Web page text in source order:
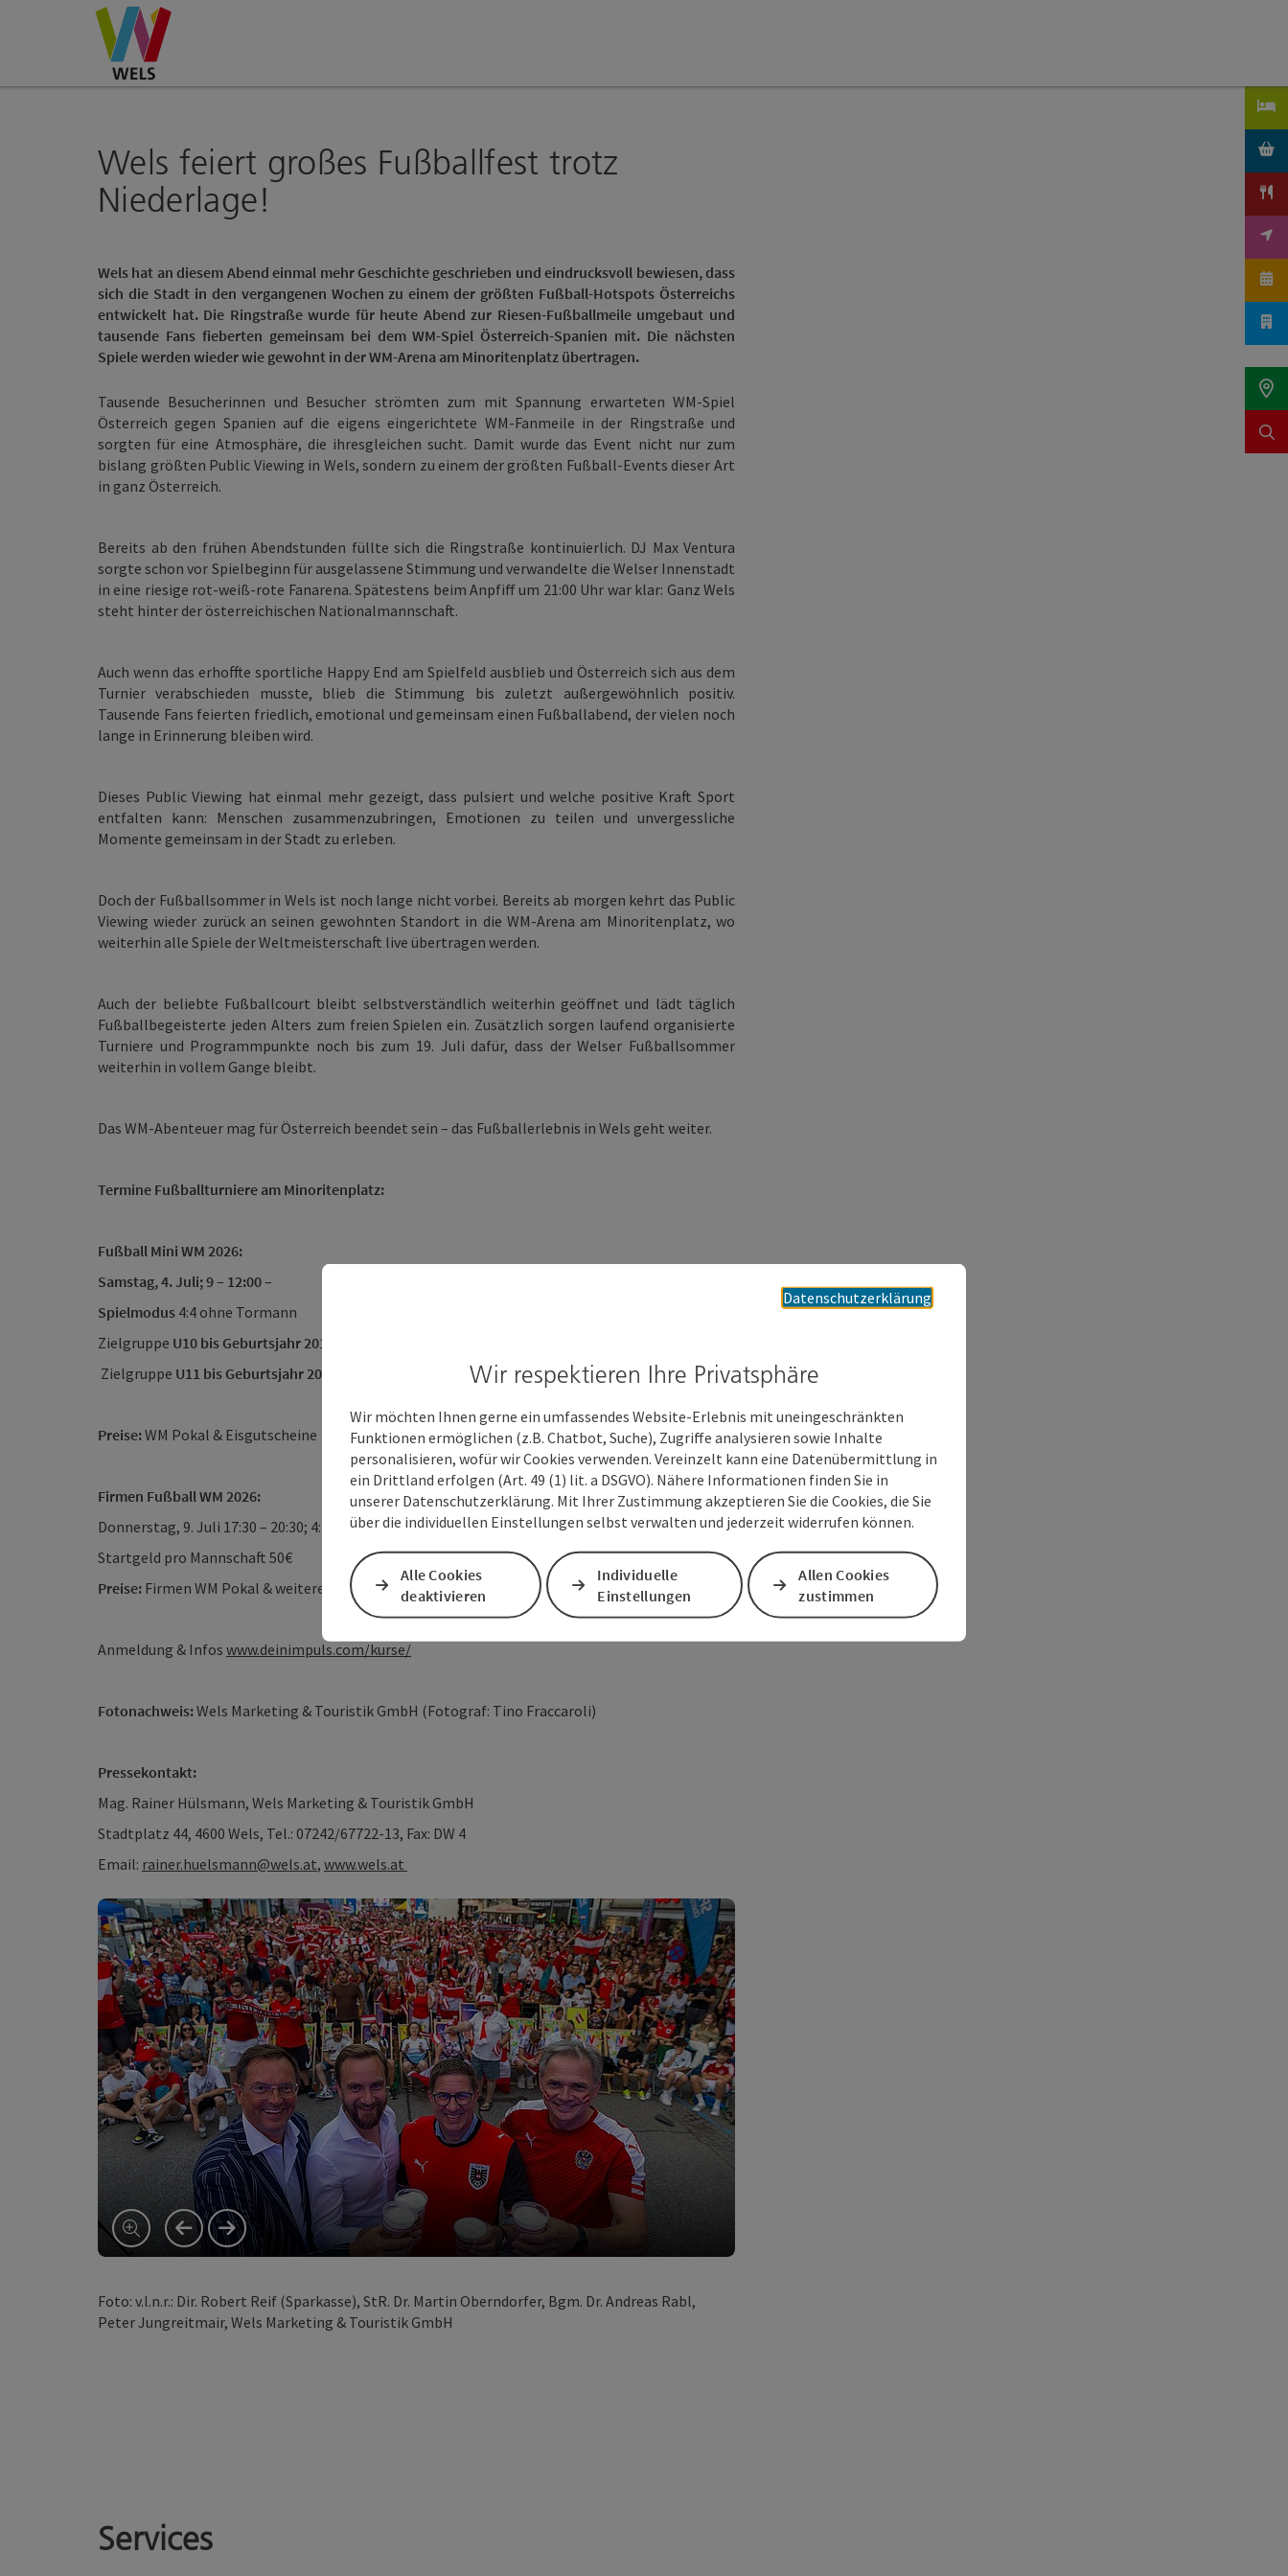
Zum Inhalt Accesskey
[0]
Zur NavigationAccesskey
[1]
Zum Seitenanfang Accesskey
[2]
Wels feiert großes Fußballfest trotz
Niederlage!
Wels hat an diesem Abend einmal mehr Geschichte geschrieben und eindrucksvoll bewiesen, dass
sich die Stadt in den vergangenen Wochen zu einem der größten Fußball-Hotspots Österreichs
entwickelt hat. Die Ringstraße wurde für heute Abend zur Riesen-Fußballmeile umgebaut und
tausende Fans fieberten gemeinsam bei dem WM-Spiel Österreich-Spanien mit. Die nächsten
Spiele werden wieder wie gewohnt in der WM-Arena am Minoritenplatz übertragen.
Tausende Besucherinnen und Besucher strömten zum mit Spannung erwarteten WM-Spiel
Österreich gegen Spanien auf die eigens eingerichtete WM-Fanmeile in der Ringstraße und
sorgten für eine Atmosphäre, die ihresgleichen sucht. Damit wurde das Event nicht nur zum
bislang größten Public Viewing in Wels, sondern zu einem der größten Fußball-Events dieser Art
in ganz Österreich.
Bereits ab den frühen Abendstunden füllte sich die Ringstraße kontinuierlich. DJ Max Ventura
sorgte schon vor Spielbeginn für ausgelassene Stimmung und verwandelte die Welser Innenstadt
in eine riesige rot-weiß-rote Fanarena. Spätestens beim Anpfiff um 21:00 Uhr war klar: Ganz Wels
steht hinter der österreichischen Nationalmannschaft.
Auch wenn das erhoffte sportliche Happy End am Spielfeld ausblieb und Österreich sich aus dem
Turnier verabschieden musste, blieb die Stimmung bis zuletzt außergewöhnlich positiv.
Tausende Fans feierten friedlich, emotional und gemeinsam einen Fußballabend, der vielen noch
lange in Erinnerung bleiben wird.
Dieses Public Viewing hat einmal mehr gezeigt, dass pulsiert und welche positive Kraft Sport
entfalten kann: Menschen zusammenzubringen, Emotionen zu teilen und unvergessliche
Momente gemeinsam in der Stadt zu erleben.
Doch der Fußballsommer in Wels ist noch lange nicht vorbei. Bereits ab morgen kehrt das Public
Viewing wieder zurück an seinen gewohnten Standort in die WM-Arena am Minoritenplatz, wo
weiterhin alle Spiele der Weltmeisterschaft live übertragen werden.
Auch der beliebte Fußballcourt bleibt selbstverständlich weiterhin geöffnet und lädt täglich
Fußballbegeisterte jeden Alters zum freien Spielen ein. Zusätzlich sorgen laufend organisierte
Turniere und Programmpunkte noch bis zum 19. Juli dafür, dass der Welser Fußballsommer
weiterhin in vollem Gange bleibt.
Das WM-Abenteuer mag für Österreich beendet sein – das Fußballerlebnis in Wels geht weiter.
Termine Fußballturniere am Minoritenplatz:
Fußball Mini WM 2026:
Samstag, 4. Juli; 9 – 12:00–
Spielmodus 4:4 ohne Tormann
Zielgruppe U10 bis Geburtsjahr 2016,
Zielgruppe U11 bis Geburtsjahr 2015
Preise:WM Pokal & Eisgutscheine
Firmen Fußball WM 2026:
Donnerstag, 9. Juli 17:30 – 20:30; 4:4 Spielmodus
Startgeld pro Mannschaft 50€
Preise: Firmen WM Pokal & weitere Überraschungen
Anmeldung & Infos www.deinimpuls.com/kurse/
Fotonachweis:Wels Marketing & Touristik GmbH (Fotograf: Tino Fraccaroli)
Pressekontakt:
Mag. Rainer Hülsmann, Wels Marketing & Touristik GmbH
Stadtplatz 44, 4600 Wels, Tel.: 07242/67722-13, Fax: DW 4
Email: rainer.huelsmann@wels.at, www.wels.at
vorheriges Element
nächstes Element
Foto: v.l.n.r.: Dir. Robert Reif (Sparkasse), StR. Dr. Martin Oberndorfer, Bgm. Dr. Andreas Rabl,
Peter Jungreitmair, Wels Marketing & Touristik GmbH
Services
Datenschutzerklärung
Wir respektieren Ihre Privatsphäre
Wir möchten Ihnen gerne ein umfassendes Website-Erlebnis mit uneingeschränkten
Funktionen ermöglichen (z.B. Chatbot, Suche), Zugriffe analysieren sowie Inhalte
personalisieren, wofür wir Cookies verwenden. Vereinzelt kann eine Datenübermittlung in
ein Drittland erfolgen (Art. 49 (1) lit. a DSGVO). Nähere Informationen finden Sie in
unserer Datenschutzerklärung. Mit Ihrer Zustimmung akzeptieren Sie die Cookies, die Sie
über die individuellen Einstellungen selbst verwalten und jederzeit widerrufen können.
Alle Cookies
deaktivieren
Individuelle
Einstellungen
Allen Cookies
zustimmen